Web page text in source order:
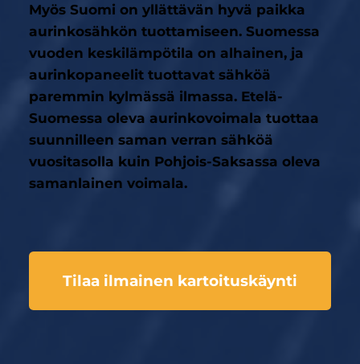
Myös Suomi on yllättävän hyvä paikka
aurinkosähkön tuottamiseen. Suomessa
vuoden keskilämpötila on alhainen, ja
aurinkopaneelit tuottavat sähköä
paremmin kylmässä ilmassa. Etelä-
Suomessa oleva aurinkovoimala tuottaa
suunnilleen saman verran sähköä
vuositasolla kuin Pohjois-Saksassa oleva
samanlainen voimala.
Tilaa ilmainen kartoituskäynti